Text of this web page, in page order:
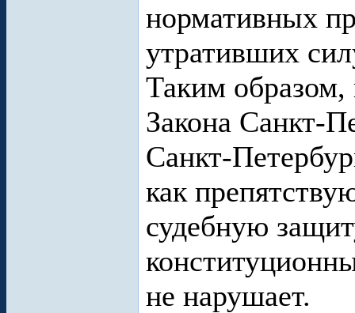
нормативных
утративших
Таким образом,
Закона Санкт-
Санкт-
как
судебную
не нарушает.